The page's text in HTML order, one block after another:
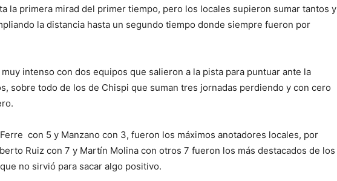
la primera mirad del primer tiempo, pero los locales supieron sumar tantos y
la distancia hasta un segundo tiempo donde siempre fueron por
intenso con dos equipos que salieron a la pista para puntuar ante la
sobre todo de los de Chispi que suman tres jornadas perdiendo y con cero
con 5 y Manzano con 3, fueron los máximos anotadores locales, por
Ruiz con 7 y Martín Molina con otros 7 fueron los más destacados de los
no sirvió para sacar algo positivo.